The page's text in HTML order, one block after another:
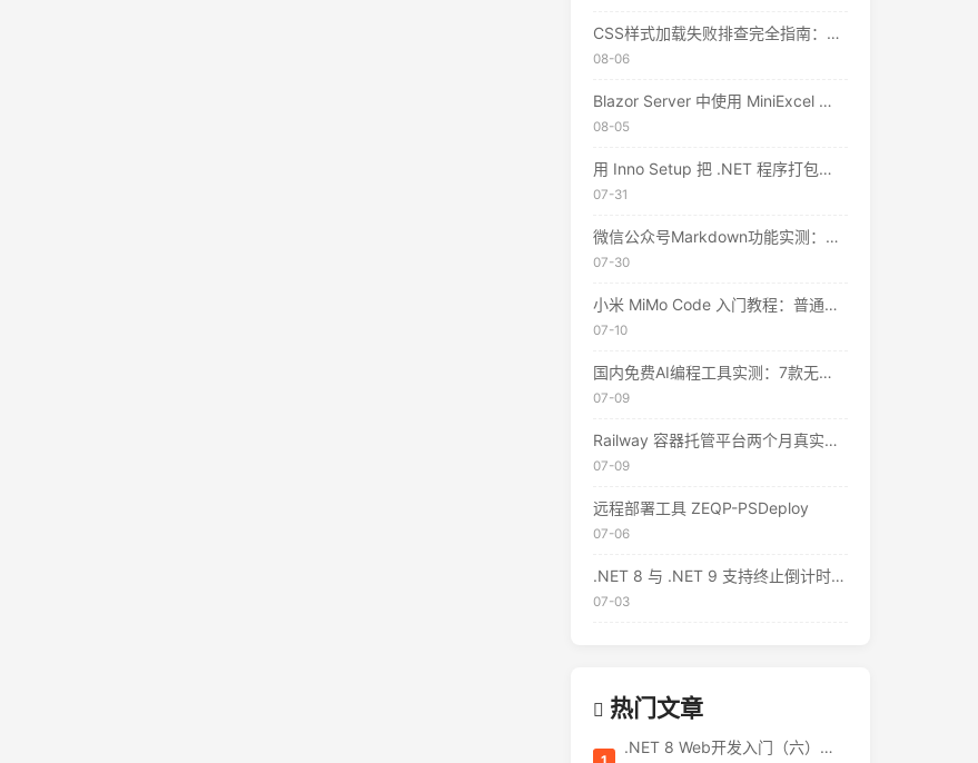
CSS样式加载失败排查完全指南：从控制台到响应头的完整思路
08-06
Blazor Server 中使用 MiniExcel 实现 Excel 导出与导入 — 实战教程
08-05
用 Inno Setup 把 .NET 程序打包成安装包：从零到发布的完整指南
07-31
微信公众号Markdown功能实测：两种方式一键排版，但仍有这些限制
07-30
小米 MiMo Code 入门教程：普通人的 AI 编程助手，真的不用花钱
07-10
国内免费AI编程工具实测：7款无需翻墙、开箱即用的选择（附2026年7月最新额度）
07-09
Railway 容器托管平台两个月真实体验：值不值得用？
07-09
远程部署工具 ZEQP-PSDeploy
07-06
.NET 8 与 .NET 9 支持终止倒计时：开发者需要了解什么
07-03
热门文章
1
.NET 8 Web开发入门（六）：Blazor 全栈开发——告别 JavaScript 焦虑